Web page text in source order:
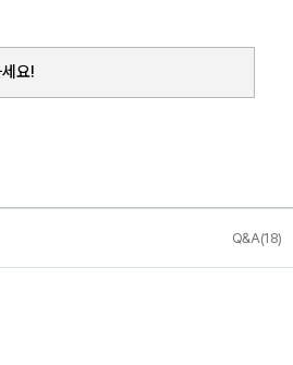
요!
Q&A(18)